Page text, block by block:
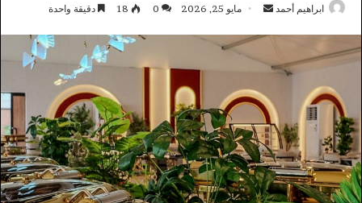
ابراهيم أحمد
أرسل
إلكترونيا
مايو 25, 2026 0
18 دقيقة واحدة